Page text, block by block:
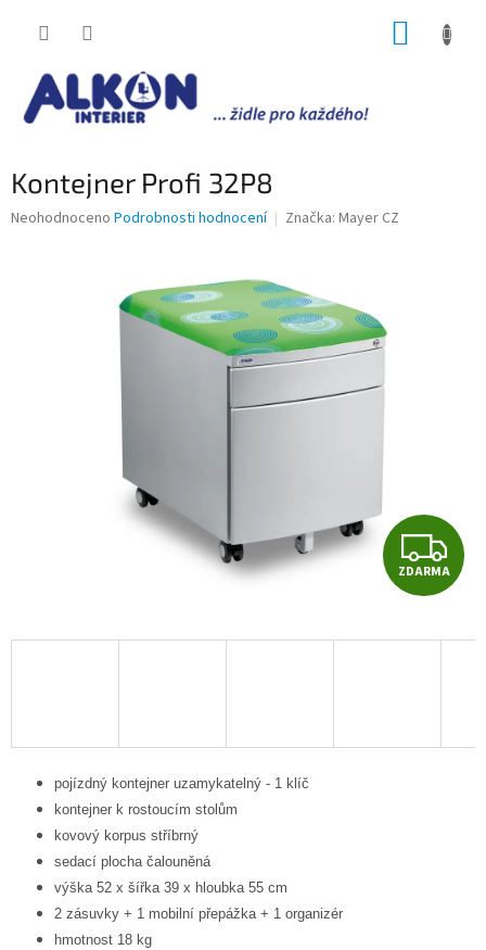
Kontejner Profi 32P8
Průměrné
Neohodnoceno Podrobnosti hodnocení Značka: Mayer CZ
Z
D
A
ZDARMA
pojízdný kontejner uzamykatelný - 1 klíč
kontejner k rostoucím stolům
kovový korpus stříbrný
sedací plocha čalouněná
výška 52 x šířka 39 x hloubka 55 cm
2 zásuvky + 1 mobilní přepážka + 1 organizér
hmotnost 18 kg